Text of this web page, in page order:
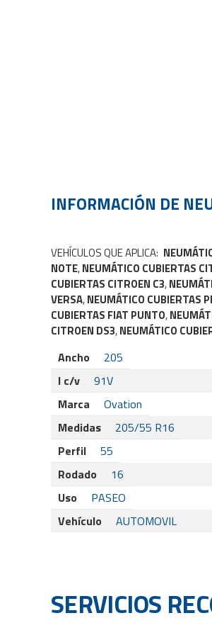
INFORMACIÓN DE
VEHÍCULOS QUE APLICA:
NOTE,NEUMÁTICO CUBIERTAS
CUBIERTAS CITROEN C3,
VERSA,NEUMÁTICO CUBIERTAS
CUBIERTAS FIAT PUNTO,
CITROEN DS3,NEUMÁTICO
Ancho
205
I c/v
91V
Marca
Ovation
Medidas
205/55 R16
Perfil
55
Rodado
16
Uso
PASEO
Vehículo
AUTOMOVIL
SERVICIOS